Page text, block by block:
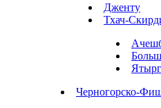
Дженту
Тхач-
Черногорско-